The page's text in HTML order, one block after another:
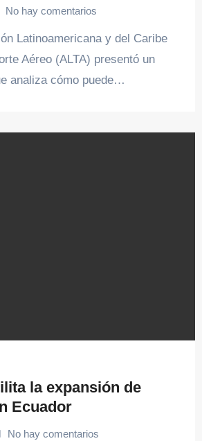
No hay comentarios
Latinoamericana y del Caribe
Aéreo (ALTA) presentó un
analiza cómo puede…
la expansión de
Ecuador
No hay comentarios